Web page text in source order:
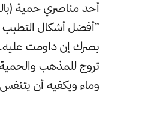
أحد مناصري حمية
”أفضل أشكال
بصرك إن داومت
تروج للمذهب والحمية
وماء ويكفيه أن